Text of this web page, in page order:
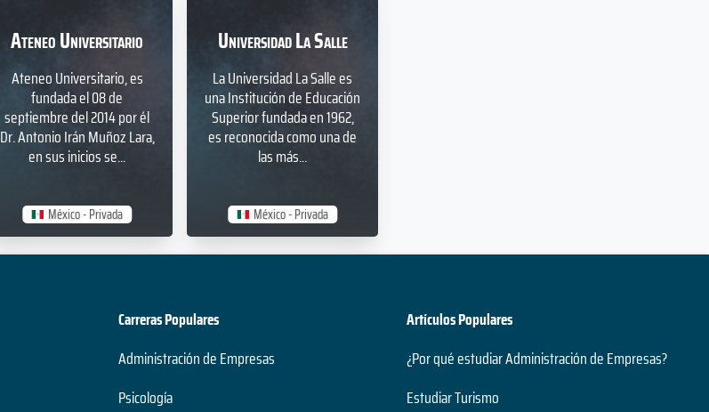
México - Privada
Ateneo Universitario
Ateneo Universitario, es
fundada el 08 de
septiembre del 2014 por él
Dr. Antonio Irán Muñoz Lara,
en sus inicios se...
México - Privada
Universidad La Salle
La Universidad La Salle es
una Institución de Educación
Superior fundada en 1962,
es reconocida como una de
las más...
Carreras Populares
Administración de Empresas
Psicología
Artículos Populares
¿Por qué estudiar Administración de Empresas?
Estudiar Turismo